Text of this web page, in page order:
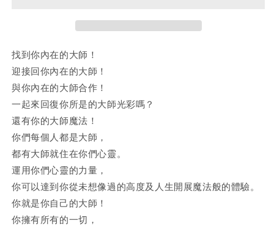
師
合
作
的
師
合
找到你內在的大師！
迎接回你內在的大師！
與你內在的大師合作！
一起來回復你所是的大師光彩嗎？
還有你的大師魔法！
你們每個人都是大師，
都有大師就住在你們心靈。
運用你們心靈的力量，
你可以達到你從未想像過的高度及人生開展魔法般的體驗。
你就是你自己的大師！
你擁有所有的一切，